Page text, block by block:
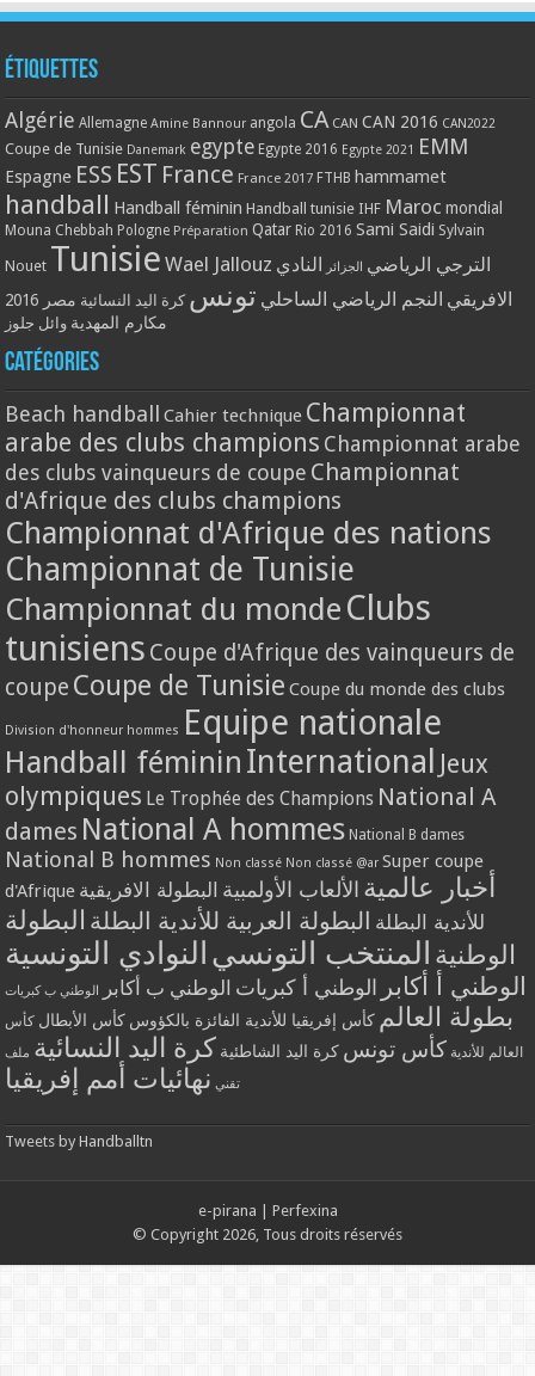
Étiquettes
Algérie Allemagne Amine Bannour angola CA CAN CAN 2016 CAN2022
Coupe de Tunisie Danemark egypte Egypte 2016 Egypte 2021 EMM
Espagne ESS EST France France 2017 FTHB hammamet
handball Handball féminin Handball tunisie IHF Maroc mondial
Mouna Chebbah Pologne Préparation Qatar Rio 2016 Sami Saidi Sylvain
Nouet Tunisie Wael Jallouz الترجي الرياضي الجزائر النادي
الافريقي النجم الرياضي الساحلي تونس كرة اليد النسائية مصر 2016
مكارم المهدية وائل جلوز
Catégories
Beach handball Cahier technique Championnat
arabe des clubs champions Championnat arabe
des clubs vainqueurs de coupe Championnat
d'Afrique des clubs champions
Championnat d'Afrique des nations
Championnat de Tunisie
Championnat du monde Clubs
tunisiens Coupe d'Afrique des vainqueurs de
coupe Coupe de Tunisie Coupe du monde des clubs
Division d'honneur hommes Equipe nationale
Handball féminin International Jeux
olympiques Le Trophée des Champions National A
dames National A hommes National B dames
National B hommes Non classé Non classé @ar Super coupe
d'Afrique
أخبار عالمية الألعاب الأولمبية البطولة الافريقية
للأندية البطلة البطولة العربية للأندية البطلة البطولة
الوطنية المنتخب التونسي النوادي التونسية
الوطني أ أكابر الوطني أ كبريات الوطني ب أكابر الوطني ب كبريات
بطولة العالم كأس إفريقيا للأندية الفائزة بالكؤوس كأس الأبطال كأس
العالم للأندية كأس تونس كرة اليد الشاطئية كرة اليد النسائية ملف
تقني نهائيات أمم إفريقيا
Tweets by Handballtn
e-pirana | Perfexina
© Copyright 2026, Tous droits réservés